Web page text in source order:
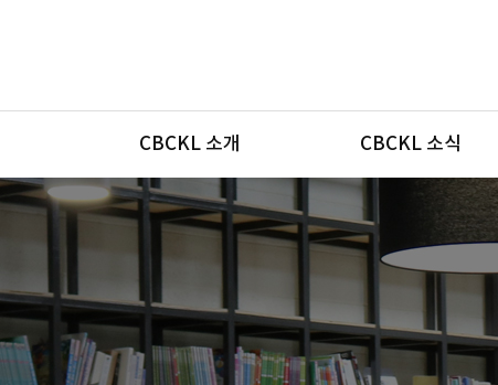
메뉴
CBCKL 소개 CBCKL 소식